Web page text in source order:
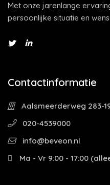
Met onze jarenlange
persoonlijke situatie en
Contactinformatie
Aalsmeerderweg 283-
020-4539000
info@beveon.nl
Ma - Vr 9:00 - 17:00